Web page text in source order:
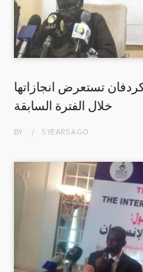
تستعرض انجازاتها
خلال الفترة السابقة
BY 5 YEARSAGO